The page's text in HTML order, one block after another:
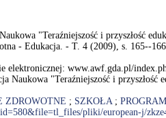
"Teraźniejszość i przyszłość
- Edukacja. - T. 4 (2009), s. 165--166
elektronicznej: www.awf.gda.pl/
Naukowa "Teraźniejszość i
ZDROWOTNE ; SZKOŁA;
pliki/european-j/